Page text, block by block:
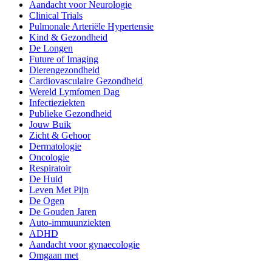
Aandacht voor Neurologie
Clinical Trials
Pulmonale Arteriële Hypertensie
Kind & Gezondheid
De Longen
Future of Imaging
Dierengezondheid
Cardiovasculaire Gezondheid
Wereld Lymfomen Dag
Infectieziekten
Publieke Gezondheid
Jouw Buik
Zicht & Gehoor
Dermatologie
Oncologie
Respiratoir
De Huid
Leven Met Pijn
De Ogen
De Gouden Jaren
Auto-immuunziekten
ADHD
Aandacht voor gynaecologie
Omgaan met